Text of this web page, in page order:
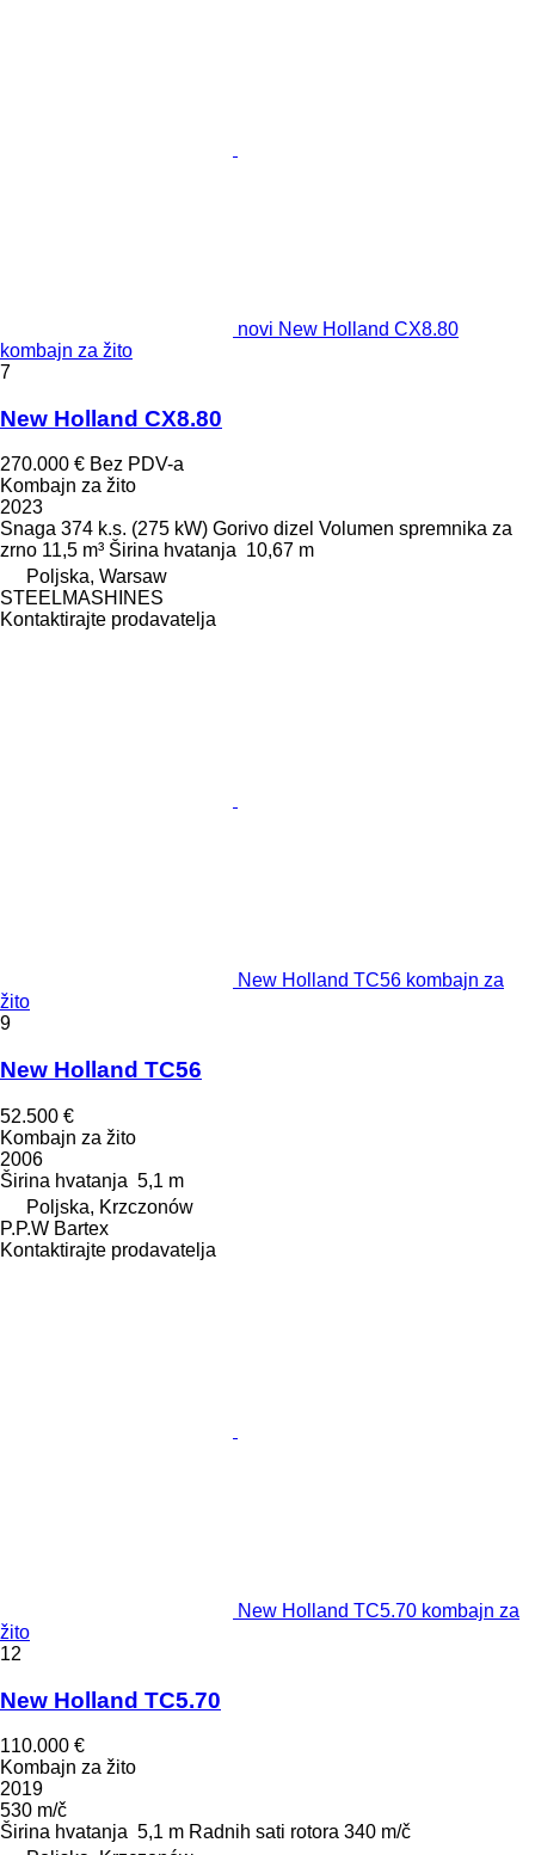
novi New Holland CX8.80
kombajn za žito
7
New Holland CX8.80
270.000 € Bez PDV-a
Kombajn za žito
2023
Snaga 374 k.s. (275 kW) Gorivo dizel Volumen spremnika za
zrno 11,5 m³ Širina hvatanja 10,67 m
Poljska, Warsaw
STEELMASHINES
Kontaktirajte prodavatelja
New Holland TC56 kombajn za
žito
9
New Holland TC56
52.500 €
Kombajn za žito
2006
Širina hvatanja 5,1 m
Poljska, Krzczonów
P.P.W Bartex
Kontaktirajte prodavatelja
New Holland TC5.70 kombajn za
žito
12
New Holland TC5.70
110.000 €
Kombajn za žito
2019
530 m/č
Širina hvatanja 5,1 m Radnih sati rotora 340 m/č